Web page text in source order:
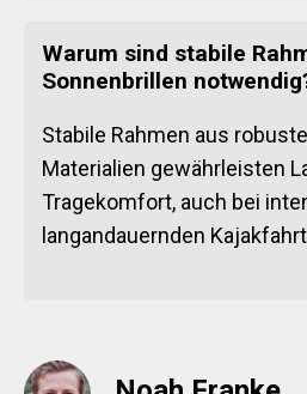
Warum sind stabile
Sonnenbrillen
Stabile Rahmen aus
Materialien gewährleisten
Tragekomfort, auch bei
langandauernden